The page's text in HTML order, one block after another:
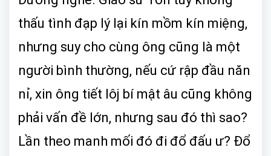
thấu tình đạp lý lại kín mồm kín miệng,
nhưng suy cho cùng ông cũng là một
người bình thường, nếu cứ rập đầu năn
nỉ, xin ông tiết lôj bí mật âu cũng không
phải vấn đề lớn, nhưng sau đó thì sao?
Lần theo manh mối đó đi đổ đấu ư? Đổ